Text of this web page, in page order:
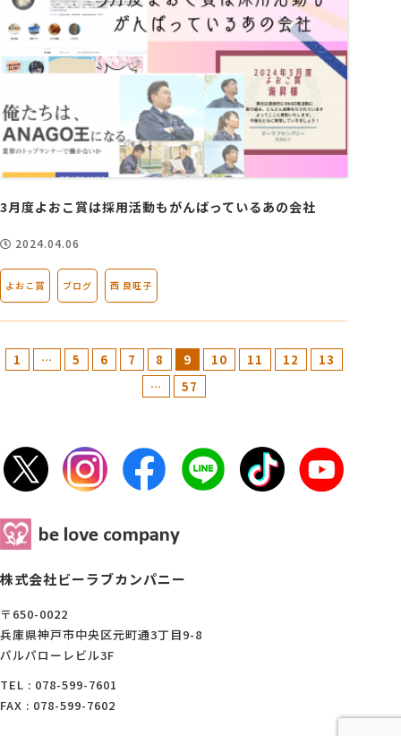
3月度よおこ賞は採用活動もがんばっているあの会社
2024.04.06
よおこ賞 ブログ 西 良旺子
1 … 5 6 7 8 9 10 11 12
13
…
57
株式会社ビーラブカンパニー
〒650-0022
兵庫県神戸市中央区元町通3丁目9-8
パルパローレビル3F
TEL : 078-599-7601
FAX : 078-599-7602